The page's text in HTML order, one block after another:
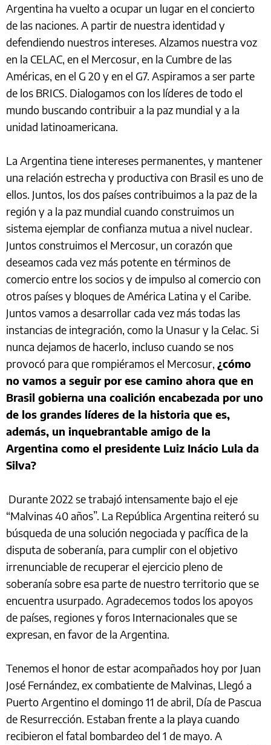
Argentina ha vuelto a ocupar un lugar en el concierto
de las naciones. A partir de nuestra identidad y
defendiendo nuestros intereses. Alzamos nuestra voz
en la CELAC, en el Mercosur, en la Cumbre de las
Américas, en el G 20 y en el G7. Aspiramos a ser parte
de los BRICS. Dialogamos con los líderes de todo el
mundo buscando contribuir a la paz mundial y a la
unidad latinoamericana.
La Argentina tiene intereses permanentes, y mantener
una relación estrecha y productiva con Brasil es uno de
ellos. Juntos, los dos países contribuimos a la paz de la
región y a la paz mundial cuando construimos un
sistema ejemplar de confianza mutua a nivel nuclear.
Juntos construimos el Mercosur, un corazón que
deseamos cada vez más potente en términos de
comercio entre los socios y de impulso al comercio con
otros países y bloques de América Latina y el Caribe.
Juntos vamos a desarrollar cada vez más todas las
instancias de integración, como la Unasur y la Celac. Si
nunca dejamos de hacerlo, incluso cuando se nos
provocó para que rompiéramos el Mercosur, ¿cómo
no vamos a seguir por ese camino ahora que en
Brasil gobierna una coalición encabezada por uno
de los grandes líderes de la historia que es,
además, un inquebrantable amigo de la
Argentina como el presidente Luiz Inácio Lula da
Silva?
Durante 2022 se trabajó intensamente bajo el eje
“Malvinas 40 años”. La República Argentina reiteró su
búsqueda de una solución negociada y pacífica de la
disputa de soberanía, para cumplir con el objetivo
irrenunciable de recuperar el ejercicio pleno de
soberanía sobre esa parte de nuestro territorio que se
encuentra usurpado. Agradecemos todos los apoyos
de países, regiones y foros Internacionales que se
expresan, en favor de la Argentina.
Tenemos el honor de estar acompañados hoy por Juan
José Fernández, ex combatiente de Malvinas, Llegó a
Puerto Argentino el domingo 11 de abril, Día de Pascua
de Resurrección. Estaban frente a la playa cuando
recibieron el fatal bombardeo del 1 de mayo. A